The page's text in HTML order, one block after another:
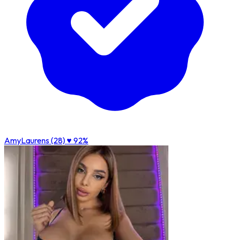
AmyLaurens (28)♥ 92%